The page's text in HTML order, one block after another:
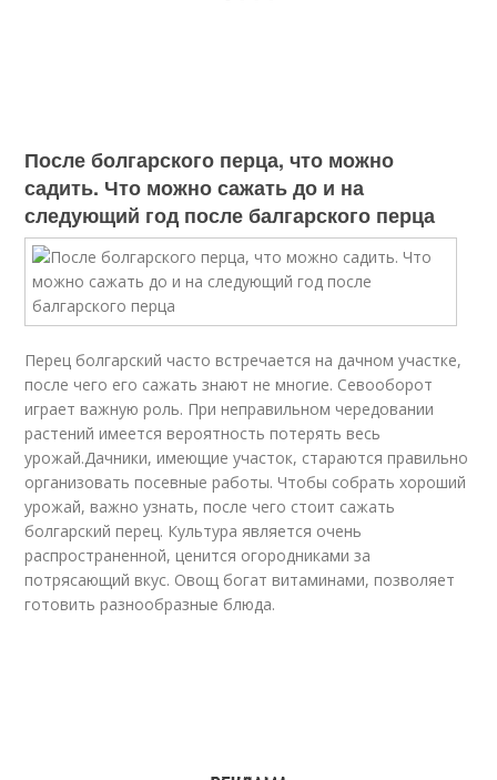
После болгарского перца, что можно
садить. Что можно сажать до и на
следующий год после балгарского перца
Перец болгарский часто встречается на дачном участке,
после чего его сажать знают не многие. Севооборот
играет важную роль. При неправильном чередовании
растений имеется вероятность потерять весь
урожай.Дачники, имеющие участок, стараются правильно
организовать посевные работы. Чтобы собрать хороший
урожай, важно узнать, после чего стоит сажать
болгарский перец. Культура является очень
распространенной, ценится огородниками за
потрясающий вкус. Овощ богат витаминами, позволяет
готовить разнообразные блюда.